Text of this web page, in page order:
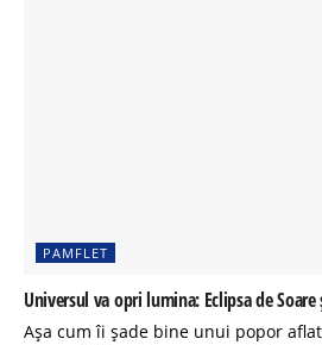
PAMFLET
Universul va opri lumina: Eclipsa de
Așa cum îi șade bine unui popor